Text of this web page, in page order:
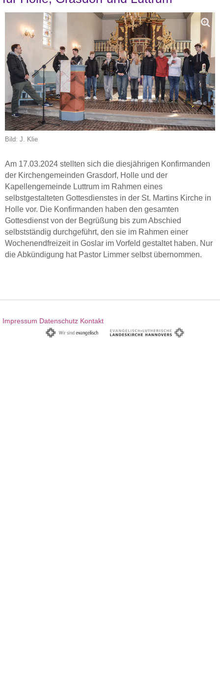
Bild: J. Klie
Am 17.03.2024 stellten sich die diesjährigen Konfirmanden
der Kirchengemeinden Grasdorf, Holle und der
Kapellengemeinde Luttrum im Rahmen eines
selbstgestalteten Gottesdienstes in der St. Martins Kirche in
Holle vor. Die Konfirmanden haben den gesamten
Gottesdienst von der Begrüßung bis zum Abschied
selbstständig durchgeführt, den sie im Rahmen einer
Wochenendfreizeit in Goslar im Vorfeld gestaltet haben. Nur
die Abkündigung hat Pastor Limmer selbst übernommen.
Impressum Datenschutz Kontakt